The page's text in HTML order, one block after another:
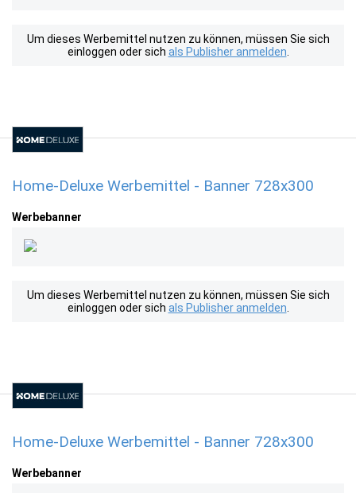
Um dieses Werbemittel nutzen zu können, müssen Sie sich
einloggen oder sich als Publisher anmelden
Home-Deluxe Werbemittel - Banner 728x300
Werbebanner
Um dieses Werbemittel nutzen zu können, müssen Sie sich
einloggen oder sich als Publisher anmelden
Home-Deluxe Werbemittel - Banner 728x300
Werbebanner